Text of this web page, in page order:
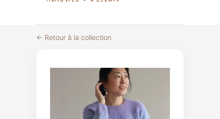
← Retour à la collection